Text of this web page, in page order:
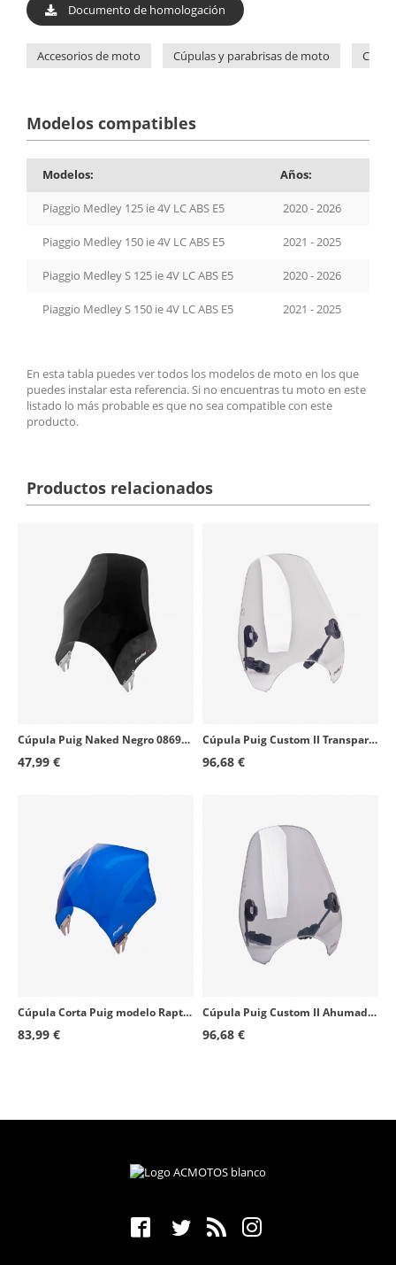
Documento de homologación
Accesorios de moto Cúpulas y parabrisas de moto
Modelos compatibles
Modelos: Años:
Piaggio Medley 125 ie 4V LC ABS E5 2020 - 2026
Piaggio Medley 150 ie 4V LC ABS E5 2021 - 2025
Piaggio Medley S 125 ie 4V LC ABS E5 2020 - 2026
Piaggio Medley S 150 ie 4V LC ABS E5 2021 - 2025
En esta tabla puedes ver todos los modelos de moto en los que
puedes instalar esta referencia. Si no encuentras tu moto en este
listado lo más probable es que no sea compatible con este
producto.
Productos relacionados
Cúpula Puig Naked Negro 0869N para motos de faro redondo
47,99 €
Cúpula Puig Custom II Transparente 0336W para motos de faro redondo
96,68 €
Cúpula Corta Puig modelo Raptor para Faro Redondo color Azul 0013A
83,99 €
Cúpula Puig Custom II Ahumado 0336H para motos de faro redondo
96,68 €